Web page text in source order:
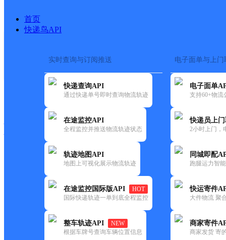
首页
快递鸟API
实时查询与订阅推送
快递查询API
通过快递单号即时查询物流轨迹
在途监控API
全程监控并推送物流轨迹状态
轨迹地图API
地图上可视化展示物流轨迹
在途监控国际版API
HOT
国际快递轨迹一单到底全程监控
整车轨迹API
NEW
根据车牌号查询车辆位置信息
电子面单与上门
电子面单
支持60+物流
快递员上
2小时上门，
同城即配
跑腿运力智
快运寄件
大件物流 聚
商家寄件
商家发货 寄
快运大全 快递时效
邮政
杜集邮政支局
更新时间：2021-12-03 00:00:00